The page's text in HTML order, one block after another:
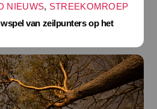
NIEUWS, STREEKOMROEP
van zeilpunters op het